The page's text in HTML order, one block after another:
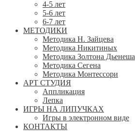
4-5 лет
5-6 лет
6-7 лет
МЕТОДИКИ
Методика Н. Зайцева
Методика Никитиных
Методика Золтона Дьенеша
Методика Сегена
Методика Монтессори
АРТ СТУДИЯ
Аппликация
Лепка
ИГРЫ НА ЛИПУЧКАХ
Игры в электронном виде
КОНТАКТЫ